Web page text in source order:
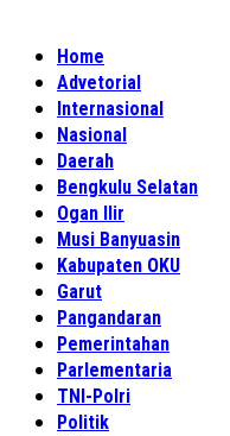
Home
Advetorial
Internasional
Nasional
Daerah
Bengkulu Selatan
Ogan Ilir
Musi Banyuasin
Kabupaten OKU
Garut
Pangandaran
Pemerintahan
Parlementaria
TNI-Polri
Politik